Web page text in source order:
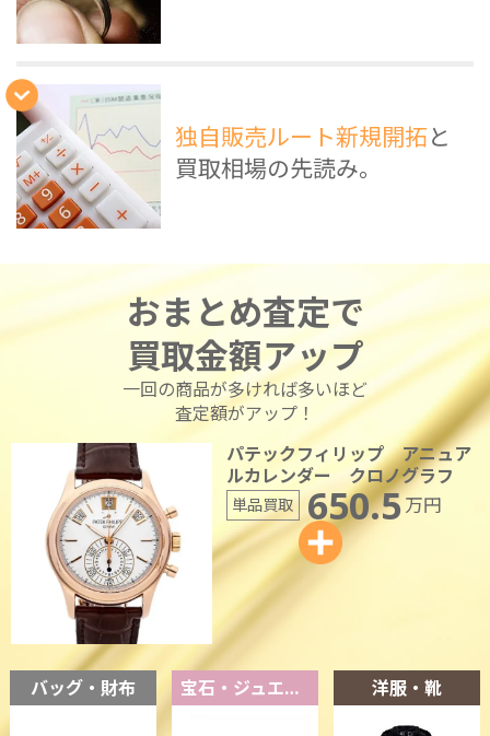
独自販売ルート新規開拓と
買取相場の先読み。
おまとめ査定で
買取金額アップ
一回の商品が多ければ多いほど
査定額がアップ！
パテックフィリップ アニュア
ルカレンダー クロノグラフ
単品買取 650.5万円
バッグ・財布 宝石・ジュエリー 洋服・靴